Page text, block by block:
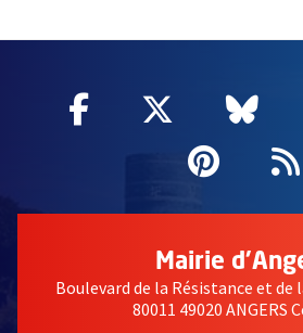
Facebook
, Ouvre une
Twitter
, Ouvre
,
,
Mairie
Boulevard de la Résistance et
80011 49020 ANGERS